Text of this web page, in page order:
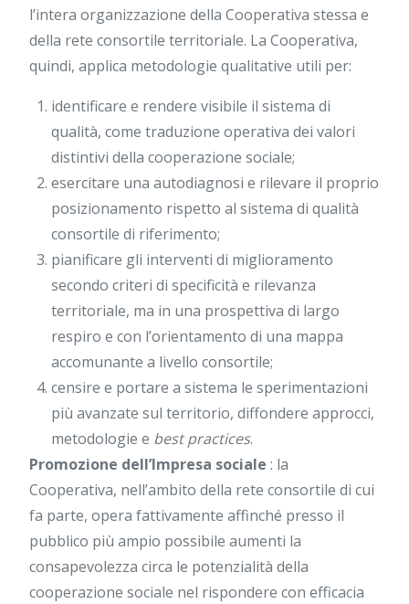
l’intera organizzazione della Cooperativa stessa e
della rete consortile territoriale. La Cooperativa,
quindi, applica metodologie qualitative utili per:
identificare e rendere visibile il sistema di
qualità, come traduzione operativa dei valori
distintivi della cooperazione sociale;
esercitare una autodiagnosi e rilevare il proprio
posizionamento rispetto al sistema di qualità
consortile di riferimento;
pianificare gli interventi di miglioramento
secondo criteri di specificità e rilevanza
territoriale, ma in una prospettiva di largo
respiro e con l’orientamento di una mappa
accomunante a livello consortile;
censire e portare a sistema le sperimentazioni
più avanzate sul territorio, diffondere approcci,
metodologie e best practices.
Promozione dell’Impresa sociale : la
Cooperativa, nell’ambito della rete consortile di cui
fa parte, opera fattivamente affinché presso il
pubblico più ampio possibile aumenti la
consapevolezza circa le potenzialità della
cooperazione sociale nel rispondere con efficacia